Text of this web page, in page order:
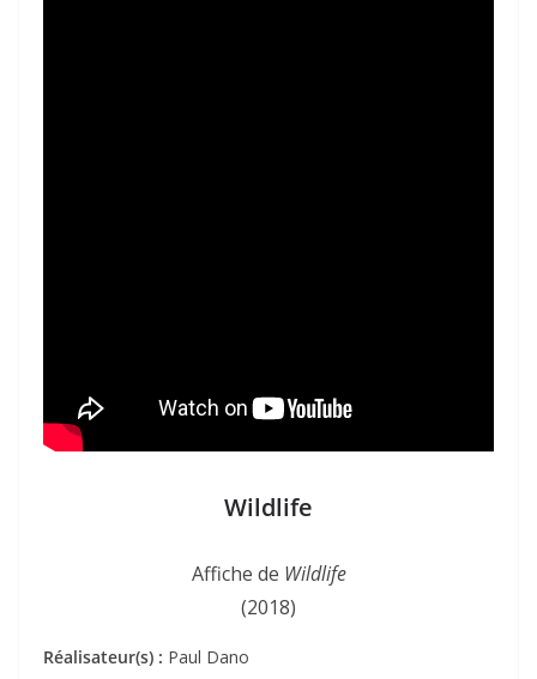
Wildlife
Affiche de Wildlife
(2018)
Réalisateur(s) : Paul Dano